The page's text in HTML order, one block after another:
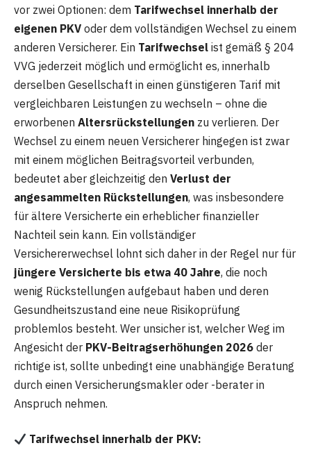
vor zwei Optionen: dem Tarifwechsel innerhalb der
eigenen PKV oder dem vollständigen Wechsel zu einem
anderen Versicherer. Ein Tarifwechsel ist gemäß § 204
VVG jederzeit möglich und ermöglicht es, innerhalb
derselben Gesellschaft in einen günstigeren Tarif mit
vergleichbaren Leistungen zu wechseln – ohne die
erworbenen Altersrückstellungen zu verlieren. Der
Wechsel zu einem neuen Versicherer hingegen ist zwar
mit einem möglichen Beitragsvorteil verbunden,
bedeutet aber gleichzeitig den Verlust der
angesammelten Rückstellungen, was insbesondere
für ältere Versicherte ein erheblicher finanzieller
Nachteil sein kann. Ein vollständiger
Versichererwechsel lohnt sich daher in der Regel nur für
jüngere Versicherte bis etwa 40 Jahre, die noch
wenig Rückstellungen aufgebaut haben und deren
Gesundheitszustand eine neue Risikoprüfung
problemlos besteht. Wer unsicher ist, welcher Weg im
Angesicht der PKV-Beitragserhöhungen 2026 der
richtige ist, sollte unbedingt eine unabhängige Beratung
durch einen Versicherungsmakler oder -berater in
Anspruch nehmen.
Tarifwechsel innerhalb der PKV: